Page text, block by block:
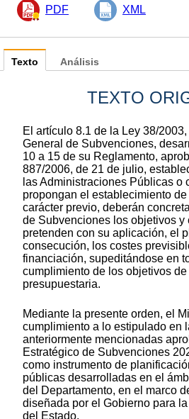
PDF XML
Texto
TEXTO
El artículo 8.1 de la Ley 38/
General de Subvenciones,
10 a 15 de su Reglamento,
887/2006, de 21 de julio,
las Administraciones Públicas o
propongan el establecimiento
carácter previo, deberán
de Subvenciones los objetivos y
pretenden con su aplicación, el
consecución, los costes
financiación, supeditándose en
cumplimiento de los objetivos
presupuestaria.
Mediante la presente orden, el
cumplimiento a lo estipulado en
anteriormente mencionadas
Estratégico de Subvenciones
como instrumento de
públicas desarrolladas en el
del Departamento, en el marco
diseñada por el Gobierno para
del Estado.
Análisis